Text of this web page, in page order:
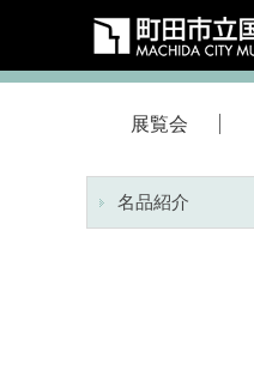
展覧会
名品紹介